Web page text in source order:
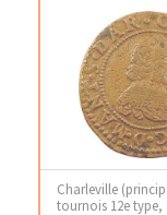
Charleville
tournois 12e type,